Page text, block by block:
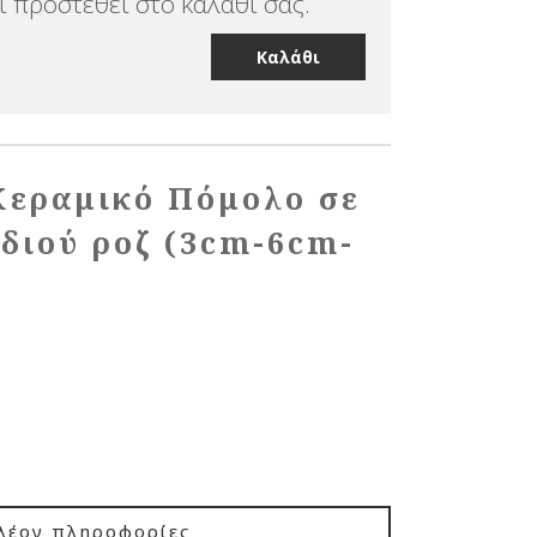
Καλάθι
Πόμολο σε
ροζ (3cm-6cm-
πληροφορίες